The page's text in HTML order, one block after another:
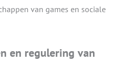
van games en sociale
en regulering van